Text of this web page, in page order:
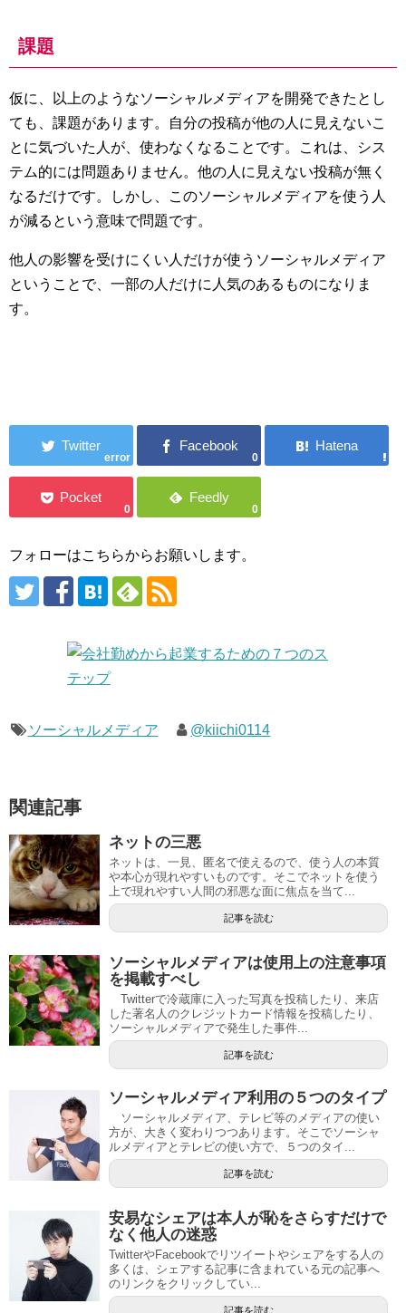
課題
仮に、以上のようなソーシャルメディアを開発できたとし
ても、課題があります。自分の投稿が他の人に見えないこ
とに気づいた人が、使わなくなることです。これは、シス
テム的には問題ありません。他の人に見えない投稿が無く
なるだけです。しかし、このソーシャルメディアを使う人
が減るという意味で問題です。
他人の影響を受けにくい人だけが使うソーシャルメディア
ということで、一部の人だけに人気のあるものになりま
す。
error 0
0 0
フォローはこちらからお願いします。
ソーシャルメディア @kiichi0114
関連記事
ネットの三悪
ネットは、一見、匿名で使えるので、使う人の本質
や本心が現れやすいものです。そこでネットを使う
上で現れやすい人間の邪悪な面に焦点を当て...
記事を読む
ソーシャルメディアは使用上の注意事項
を掲載すべし
Twitterで冷蔵庫に入った写真を投稿したり、来店
した著名人のクレジットカード情報を投稿したり、
ソーシャルメディアで発生した事件...
記事を読む
ソーシャルメディア利用の５つのタイプ
ソーシャルメディア、テレビ等のメディアの使い
方が、大きく変わりつつあります。そこでソーシャ
ルメディアとテレビの使い方で、５つのタイ...
記事を読む
安易なシェアは本人が恥をさらすだけで
なく他人の迷惑
TwitterやFacebookでリツイートやシェアをする人の
多くは、シェアする記事に含まれている元の記事へ
のリンクをクリックしてい...
記事を読む